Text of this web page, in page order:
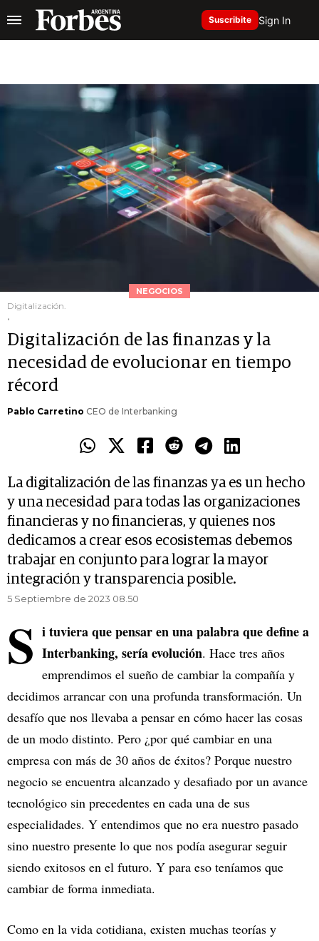
Suscribite Sign In
NEGOCIOS
Digitalización.
.
Digitalización de las finanzas y la
necesidad de evolucionar en tiempo
récord
Pablo Carretino CEO de Interbanking
La digitalización de las finanzas ya es un hecho
y una necesidad para todas las organizaciones
financieras y no financieras, y quienes nos
dedicamos a crear esos ecosistemas debemos
trabajar en conjunto para lograr la mayor
integración y transparencia posible.
5 Septiembre de 2023 08.50
S i tuviera que pensar en una palabra que define a
Interbanking, sería evolución. Hace tres años
emprendimos el sueño de cambiar la compañía y
decidimos arrancar con una profunda transformación. Un
desafío que nos llevaba a pensar en cómo hacer las cosas
de un modo distinto. Pero ¿por qué cambiar en una
empresa con más de 30 años de éxitos? Porque nuestro
negocio se encuentra alcanzado y desafiado por un avance
tecnológico sin precedentes en cada una de sus
especialidades. Y entendimos que no era nuestro pasado
sino nuestro presente lo que nos podía asegurar seguir
siendo exitosos en el futuro. Y para eso teníamos que
cambiar de forma inmediata.
Como en la vida cotidiana, existen muchas teorías y